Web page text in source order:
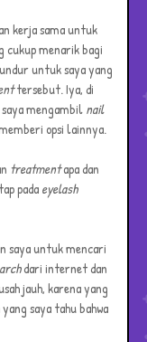
kerja sama untuk
cukup menarik bagi
untuk saya yang
tersebut. Iya, di
mengambilnail
opsi lainnya.
treatmentapa dan
padaeyelash
saya untuk mencari
dari internet dan
jauh, karena yang
saya tahu bahwa